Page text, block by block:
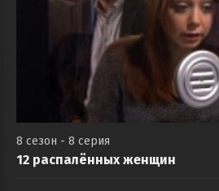
8 сезон - 8 серия
12 распалённых женщин